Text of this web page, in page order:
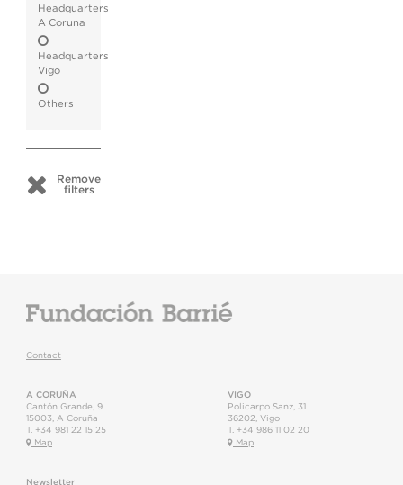
Headquarters
A Coruna
Headquarters
Vigo
Others
Remove
filters
Contact
A CORUÑA
Cantón Grande, 9
15003
A Coruña
T. +34 981 22 15 25
Map
VIGO
Policarpo Sanz, 31
36202 Vigo
T. +34 986 11 02 20
Map
Newsletter